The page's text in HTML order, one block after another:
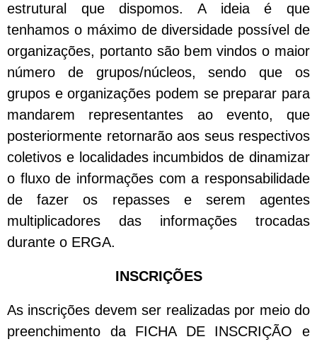
estrutural que dispomos. A ideia é que
tenhamos o máximo de diversidade possível de
organizações, portanto são bem vindos o maior
número de grupos/núcleos, sendo que os
grupos e organizações podem se preparar para
mandarem representantes ao evento, que
posteriormente retornarão aos seus respectivos
coletivos e localidades incumbidos de dinamizar
o fluxo de informações com a responsabilidade
de fazer os repasses e serem agentes
multiplicadores das informações trocadas
durante o ERGA.
INSCRIÇÕES
As inscrições devem ser realizadas por meio do
preenchimento da FICHA DE INSCRIÇÃO e